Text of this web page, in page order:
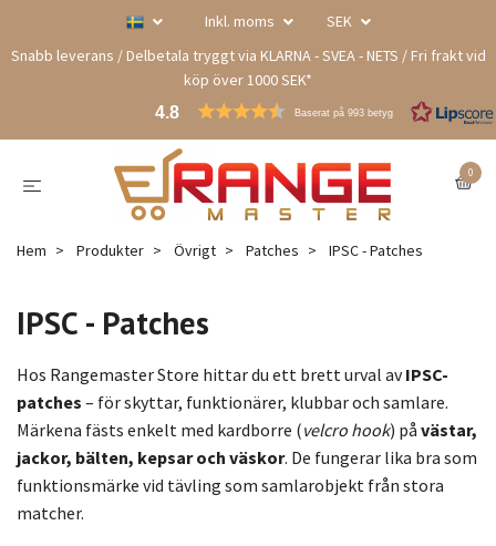
Inkl. moms
SEK
Snabb leverans / Delbetala tryggt via KLARNA - SVEA - NETS / Fri frakt vid
köp över 1000 SEK*
4.8 Baserat på 993 betyg
0
Hem Produkter Övrigt Patches IPSC - Patches
IPSC - Patches
Hos Rangemaster Store hittar du ett brett urval avIPSC-
patches – för skyttar, funktionärer, klubbar och samlare.
Märkena fästs enkelt med kardborre (velcro hook) på västar,
jackor, bälten, kepsar och väskor. De fungerar lika bra som
funktionsmärke vid tävling som samlarobjekt från stora
matcher.